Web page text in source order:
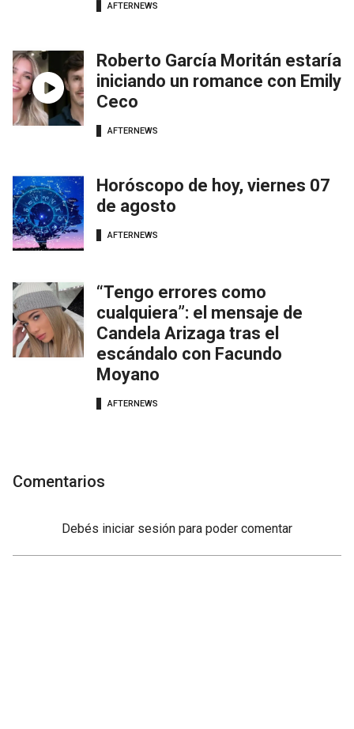
AFTERNEWS
Roberto García Moritán estaría
iniciando un romance con Emily
Ceco
AFTERNEWS
Horóscopo de hoy, viernes 07
de agosto
AFTERNEWS
“Tengo errores como
cualquiera”: el mensaje de
Candela Arizaga tras el
escándalo con Facundo
Moyano
AFTERNEWS
Comentarios
Debés iniciar sesión para poder comentar